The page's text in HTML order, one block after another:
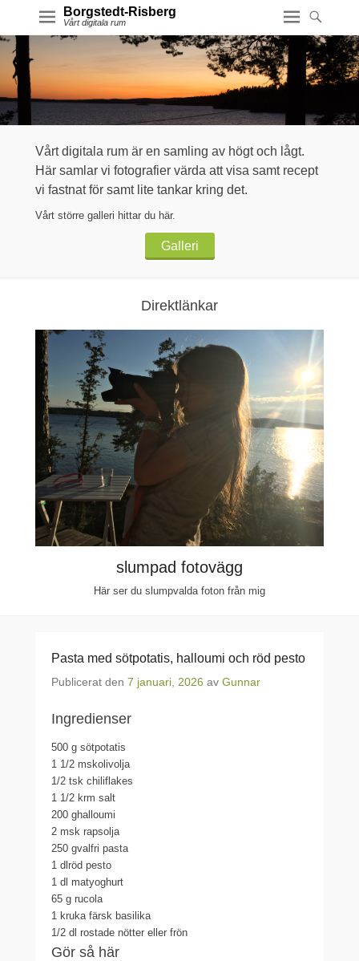
Borgstedt-Risberg
Vårt digitala rum
Vårt digitala rum är en samling av högt och lågt.
Här samlar vi fotografier värda att visa samt recept
vi fastnat för samt lite tankar kring det.
Vårt större galleri hittar du här.
Galleri
Direktlänkar
slumpad fotovägg
Här ser du slumpvalda foton från mig
Pasta med sötpotatis, halloumi och röd pesto
Publicerat den 7 januari, 2026 av Gunnar
Ingredienser
500 g sötpotatis
1 1/2 mskolivolja
1/2 tsk chiliflakes
1 1/2 krm salt
200 ghalloumi
2 msk rapsolja
250 gvalfri pasta
1 dl röd pesto
1 dl matyoghurt
65 g rucola
1 kruka färsk basilika
1/2 dl rostade nötter eller frön
Gör så här